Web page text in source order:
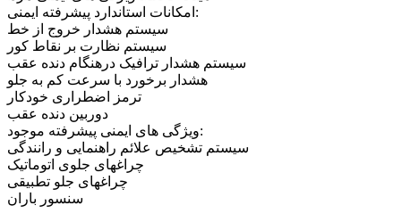
امکانات استاندارد پیشرفته ایمنی:
سیستم هشدار خروج از خط
سیستم نظارت بر نقاط کور
سیستم هشدار ترافیک درهنگام دنده عقب
هشدار برخورد با سرعت کم به جلو
ترمز اضطراری خودکار
دوربین دنده عقب
ویژگی های ایمنی پیشرفته موجود:
سیستم تشخیص علائم راهنمایی و رانندگی
چراغهای جلوی اتوماتیک
چراغهای جلو تطبیقی
سنسور باران